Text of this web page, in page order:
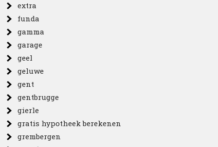
extra
funda
gamma
garage
geel
geluwe
gent
gentbrugge
gierle
gratis hypotheek berekenen
grembergen